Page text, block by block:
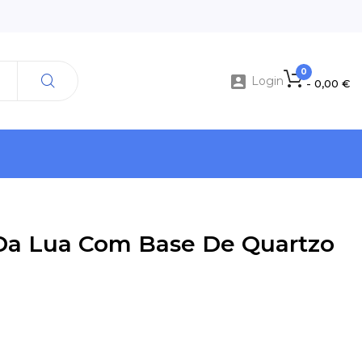
0
- 0,00 €
 Login
Lua Com Base De Quartzo